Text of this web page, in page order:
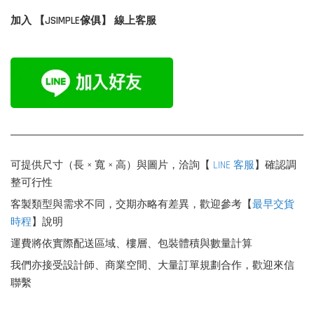
加入 【JSIMPLE傢俱】 線上客服
可提供尺寸（長 × 寬 × 高）與圖片，洽詢【 LINE 客服】確認調
整可行性
客製類型與需求不同，交期亦略有差異，歡迎參考【最早交貨
時程】說明
運費將依實際配送區域、樓層、包裝體積與數量計算
我們亦接受設計師、商業空間、大量訂單規劃合作，歡迎來信
聯繫